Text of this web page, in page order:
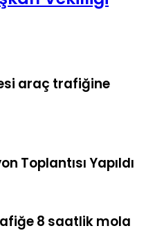
araç trafiğine
Toplantısı Yapıldı
8 saatlik mola